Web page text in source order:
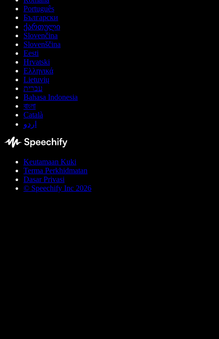
Português
Български
ქართული
Slovenčina
Slovenščina
Eesti
Hrvatski
Ελληνικά
Lietuvių
עברית
Bahasa Indonesia
বাংলা
Català
اردو
Keutamaan Kuki
Terma Perkhidmatan
Dasar Privasi
© Speechify Inc 2026